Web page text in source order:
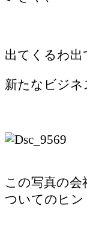
出てくるわ出
新たなビジネ
この写真の会
ついてのヒン